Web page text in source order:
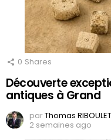
0 Shares
Découverte
antiques à Grand
parThomas RIBOULET
2 semaines ago